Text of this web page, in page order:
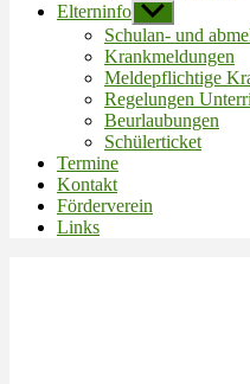
Elterninfo Untermenü
anzeigen
Schulan- und
Krankmeldungen
Meldepflichtige
Regelungen
Beurlaubungen
Schülerticket
Termine
Kontakt
Förderverein
Links